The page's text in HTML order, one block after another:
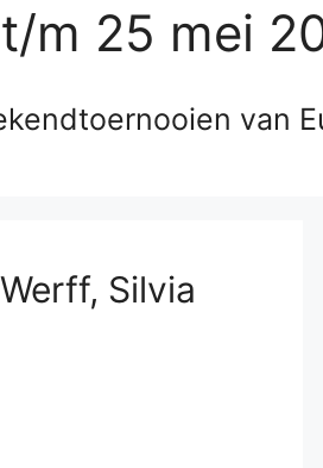
m 25 mei
van
Silvia